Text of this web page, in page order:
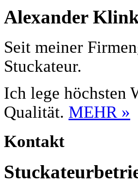
Alexander
Seit meiner
Stuckateur.
Ich lege höchsten
Qualität. MEHR »
Kontakt